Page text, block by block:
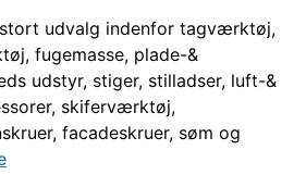
udvalg indenfor tagværktøj,
fugemasse, plade-&
udstyr, stiger, stilladser, luft-&
skiferværktøj,
facadeskruer, søm og